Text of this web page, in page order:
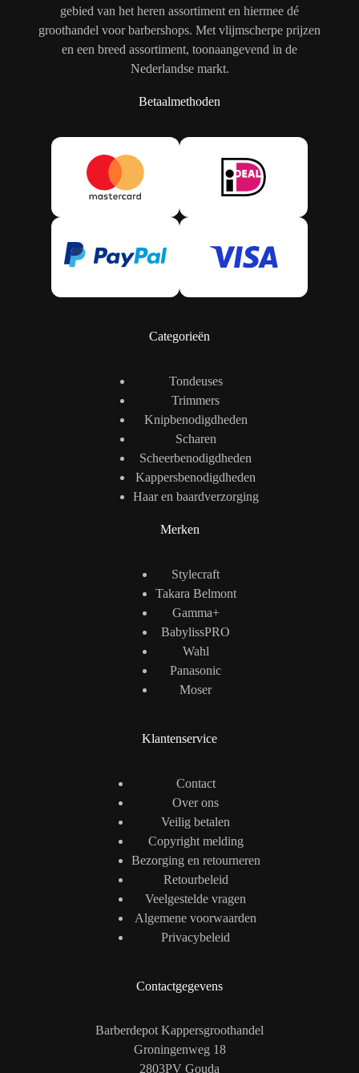
gebied van het heren assortiment en hiermee dé
groothandel voor barbershops. Met vlijmscherpe prijzen
en een breed assortiment, toonaangevend in de
Nederlandse markt.
Betaalmethoden
Categorieën
Tondeuses
Trimmers
Knipbenodigdheden
Scharen
Scheerbenodigdheden
Kappersbenodigdheden
Haar en baardverzorging
Merken
Stylecraft
Takara Belmont
Gamma+
BabylissPRO
Wahl
Panasonic
Moser
Klantenservice
Contact
Over ons
Veilig betalen
Copyright melding
Bezorging en retourneren
Retourbeleid
Veelgestelde vragen
Algemene voorwaarden
Privacybeleid
Contactgegevens
Barberdepot Kappersgroothandel
Groningenweg 18
2803PV Gouda